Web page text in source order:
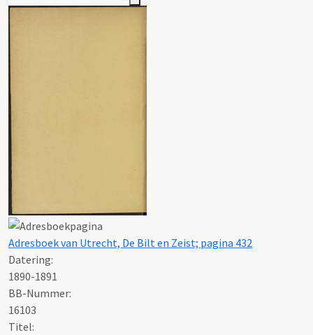
Adresboek van Utrecht, De Bilt en Zeist; pagina 432
Datering:
1890-1891
BB-Nummer:
16103
Titel: